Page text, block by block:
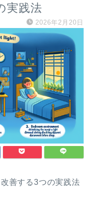
実践法
2026年2月20日
善する3つの実践法